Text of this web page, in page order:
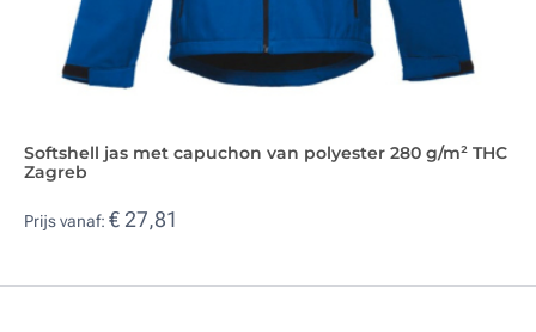
Softshell jas met capuchon van polyester 280 g/m² THC
Zagreb
Prijs vanaf: € 27,81